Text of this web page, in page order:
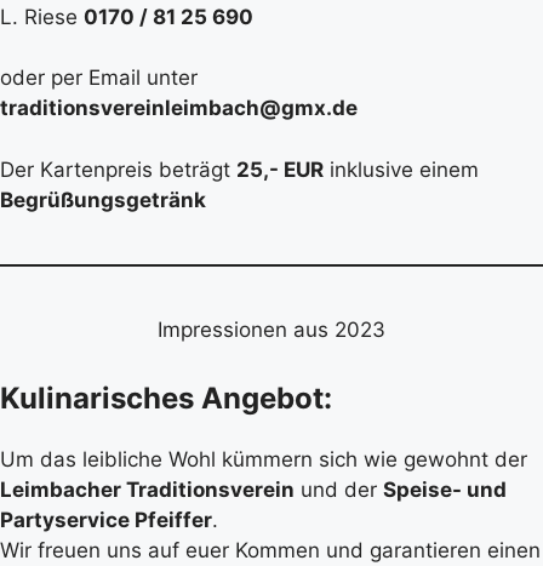
L. Riese 0170 / 81 25 690
oder per Email unter
traditionsvereinleimbach@gmx.de
Der Kartenpreis beträgt 25,- EUR inklusive einem
Begrüßungsgetränk
Impressionen aus 2023
Kulinarisches Angebot:
Um das leibliche Wohl kümmern sich wie gewohnt der
Leimbacher Traditionsverein und der Speise- und
Partyservice Pfeiffer.
Wir freuen uns auf euer Kommen und garantieren einen